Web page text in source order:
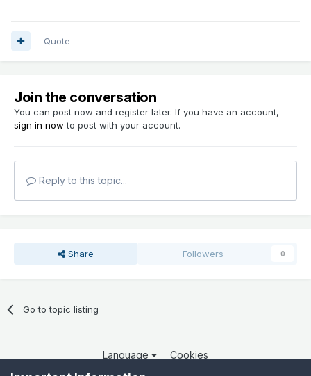
Quote
Join the conversation
You can post now and register later. If you have an account,
sign in now to post with your account.
Reply to this topic...
Share Followers 0
Go to topic listing
Language Cookies
Copyright 2025 por QCOM. Todos os direitos reservados.